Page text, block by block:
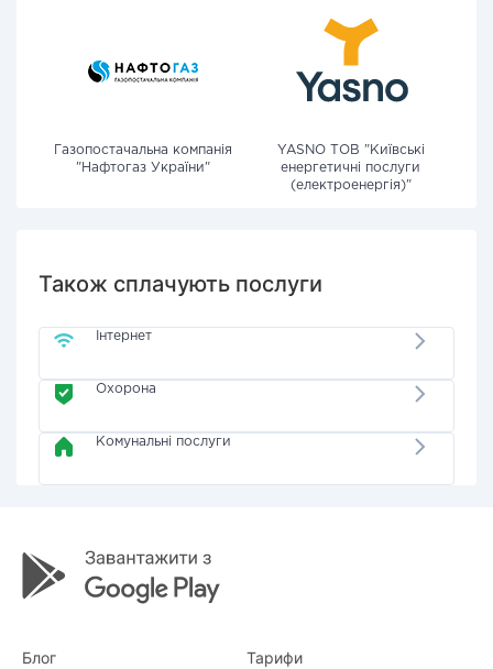
Газопостачальна компанія
"Нафтогаз України"
YASNO ТОВ "Київські
енергетичні послуги
(електроенергія)"
Також сплачують послуги
Інтернет
Охорона
Комунальні послуги
Блог Тарифи